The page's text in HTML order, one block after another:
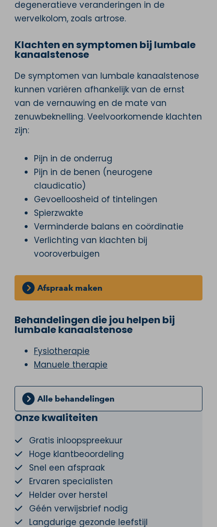
degeneratieve veranderingen in de
wervelkolom, zoals artrose.
Klachten en symptomen bij lumbale
kanaalstenose
De symptomen van lumbale kanaalstenose
kunnen variëren afhankelijk van de ernst
van de vernauwing en de mate van
zenuwbeknelling. Veelvoorkomende klachten
zijn:
Pijn in de onderrug
Pijn in de benen (neurogene
claudicatio)
Gevoelloosheid of tintelingen
Spierzwakte
Verminderde balans en coördinatie
Verlichting van klachten bij
vooroverbuigen
Afspraak maken
Behandelingen die jou helpen bij
lumbale kanaalstenose
Fysiotherapie
Manuele therapie
Alle behandelingen
Onze kwaliteiten
Gratis inloopspreekuur
Hoge klantbeoordeling
Snel een afspraak
Ervaren specialisten
Helder over herstel
Géén verwijsbrief nodig
Langdurige gezonde leefstijl